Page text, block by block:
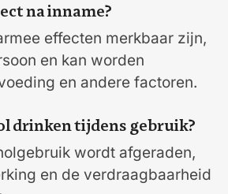
na inname?
effecten merkbaar zijn,
en kan worden
en andere factoren.
drinken tijdens gebruik?
wordt afgeraden,
en de verdraagbaarheid